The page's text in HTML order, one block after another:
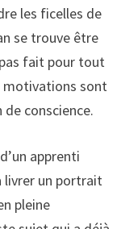
les ficelles de
se trouve être
pas fait pour tout
motivations sont
conscience.
apprenti
livrer un portrait
pleine